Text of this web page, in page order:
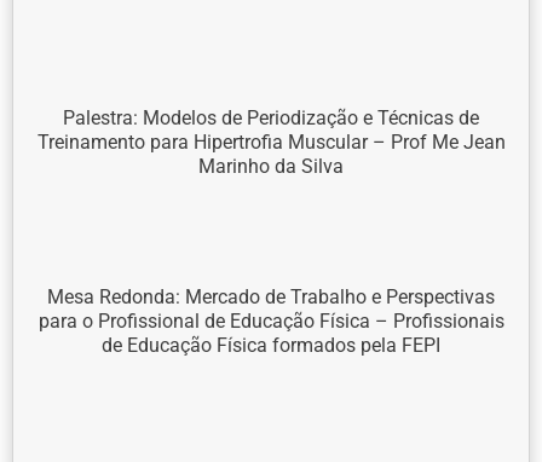
Palestra: Modelos de Periodização e Técnicas de
Treinamento para Hipertrofia Muscular – Prof Me Jean
Marinho da Silva
Mesa Redonda: Mercado de Trabalho e Perspectivas
para o Profissional de Educação Física – Profissionais
de Educação Física formados pela FEPI